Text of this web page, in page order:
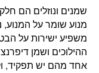
שמנים ונוזלים הם
מנוע שומר על המנוע,
משפיע ישירות על
ההילוכים ושמן
אחד מהם יש תפקיד,